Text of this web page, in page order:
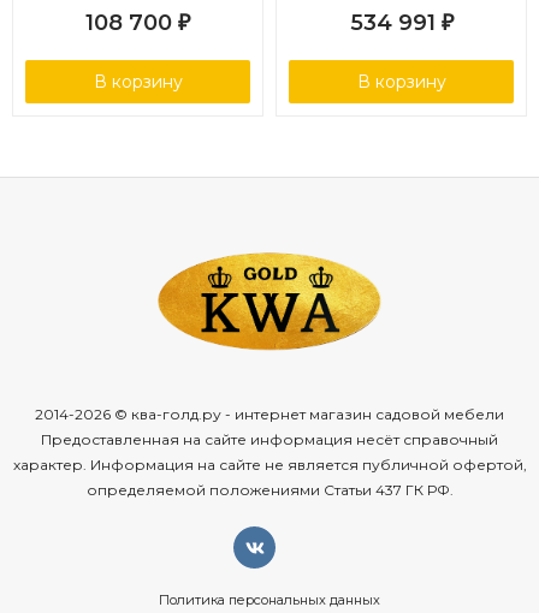
108 700 ₽
В корзину
534 991 ₽
В корзину
2014-2026 © ква-голд.ру - интернет магазин садовой мебели
Предоставленная на сайте информация несёт справочный
характер. Информация на сайте не является публичной офертой,
определяемой положениями Статьи 437 ГК РФ.
Политика персональных данных